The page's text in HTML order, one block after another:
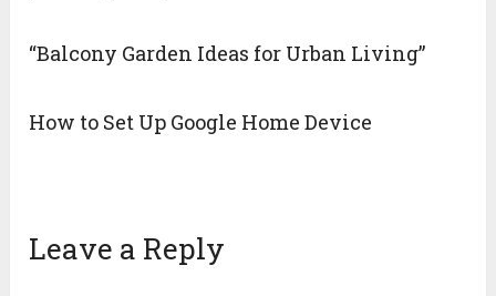
“Balcony Garden Ideas for Urban Living”
How to Set Up Google Home Device
Leave a Reply